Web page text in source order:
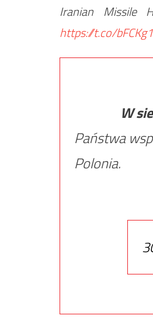
Iranian Missile
https://t.co/
W
Państwa
Polonia.